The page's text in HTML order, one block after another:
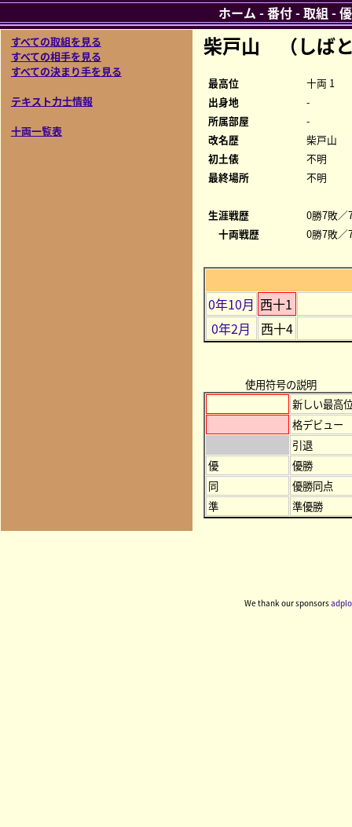
すべての取組を見る
すべての相手を見る
すべての決まり手を見る
テキスト力士情報
十両一覧表
柴戸山 （しば
最高位
十両 1
出身地
-
所属部屋
-
改名歴
柴戸山
初土俵
不明
最終場所
不明
生涯戦歴
0勝7敗／
十両戦歴
0勝7敗／
0年10月 西十1
0年2月
西十4
使用符号の説明
新しい最高
格デビュー
引退
優
優勝
同
優勝同点
準
準優勝
ホーム -番付-取組 -
We thank our sponsors